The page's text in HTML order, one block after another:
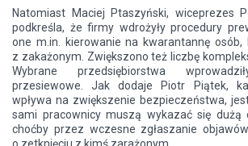
Natomiast Maciej Ptaszyński, wiceprezes
podkreśla, że firmy wdrożyły procedury
one m.in. kierowanie na kwarantannę osób,
z zakażonym. Zwiększono też liczbę
Wybrane przedsiębiorstwa
przesiewowe. Jak dodaje Piotr Piątek,
wpływa na zwiększenie bezpieczeństwa,
sami pracownicy muszą wykazać się dużą
choćby przez wczesne zgłaszanie